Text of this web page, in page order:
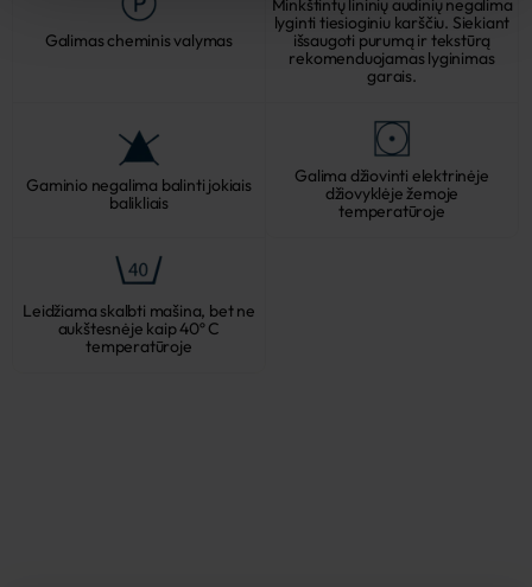
Galimas cheminis valymas
Minkštintų lininių audinių negalima
lyginti tiesioginiu karščiu. Siekiant
išsaugoti purumą ir tekstūrą
rekomenduojamas lyginimas
garais.
Gaminio negalima balinti jokiais
balikliais
Galima džiovinti elektrinėje
džiovyklėje žemoje
temperatūroje
Leidžiama skalbti mašina, bet ne
aukštesnėje kaip 40º C
temperatūroje